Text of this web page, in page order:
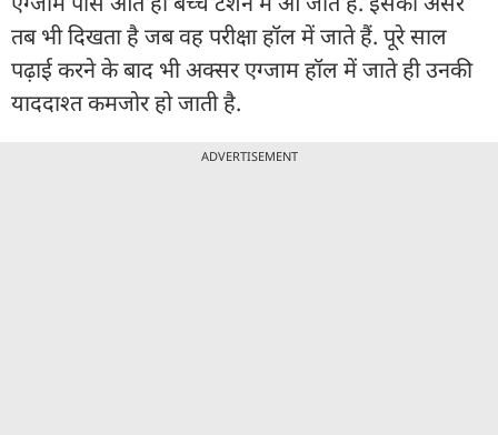
तब भी दिखता है जब वह परीक्षा हॉल में जाते हैं. पूरे साल
पढ़ाई करने के बाद भी अक्सर एग्जाम हॉल में जाते ही उनकी
याददाश्त कमजोर हो जाती है.
ADVERTISEMENT